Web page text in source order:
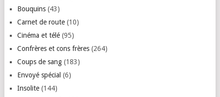
Bouquins(43)
Carnet de route(10)
Cinéma et télé(95)
Confrères et cons frères(264)
Coups de sang(183)
Envoyé spécial (6)
Insolite(144)